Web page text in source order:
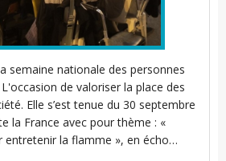
semaine nationale des personnes
de valoriser la place des
Elle s’est tenue du 30 septembre
la France avec pour thème : «
entretenir la flamme », en écho…